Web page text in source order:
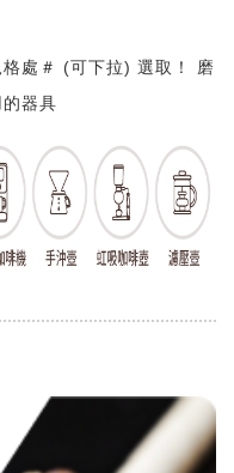
處＃ (可下拉) 選取！ 磨
器具